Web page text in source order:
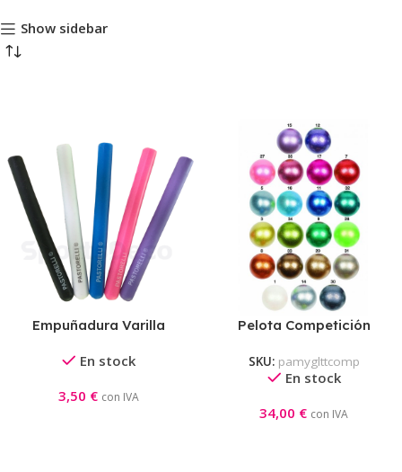
Show sidebar
Empuñadura Varilla
En stock
3,50 € con IVA
Pelota Competición
Glitter
SKU: pamyglttcomp
En stock
34,00 € con IVA